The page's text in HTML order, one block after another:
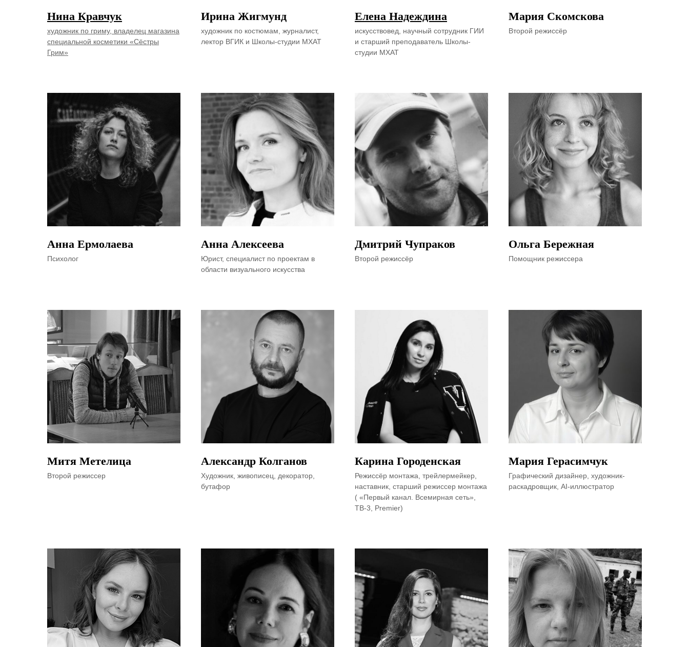
Нина Кравчук
художник по гриму, владелец магазина
специальной косметики «Сёстры
Грим»
Ирина Жигмунд
художник по костюмам, журналист,
лектор ВГИК и Школы-студии МХАТ
Елена Надеждина
искусствовед, научный сотрудник ГИИ
и старший преподаватель Школы-
студии МХАТ
Мария Скомскова
Второй режиссёр
Анна Ермолаева
Психолог
Анна Алексеева
Юрист, специалист по проектам в
области визуального искусства
Дмитрий Чупраков
Второй режиссёр
Ольга Бережная
Помощник режиссера
Митя Метелица
Второй режиссер
Александр Колганов
Художник, живописец, декоратор,
бутафор
Карина Городенская
Режиссёр монтажа, трейлермейкер,
наставник, старший режиссер монтажа
( «Первый канал. Всемирная сеть»,
ТВ-3, Premier)
Мария Герасимчук
Графический дизайнер, художник-
раскадровщик, AI-иллюстратор